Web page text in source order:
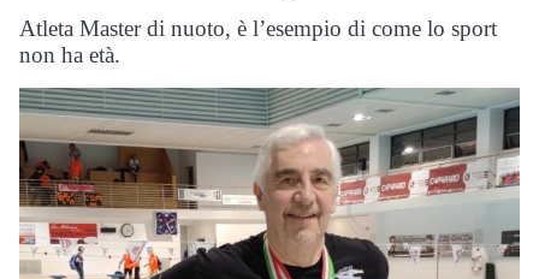
Atleta Master di nuoto, è l’esempio di come lo sport
non ha età.